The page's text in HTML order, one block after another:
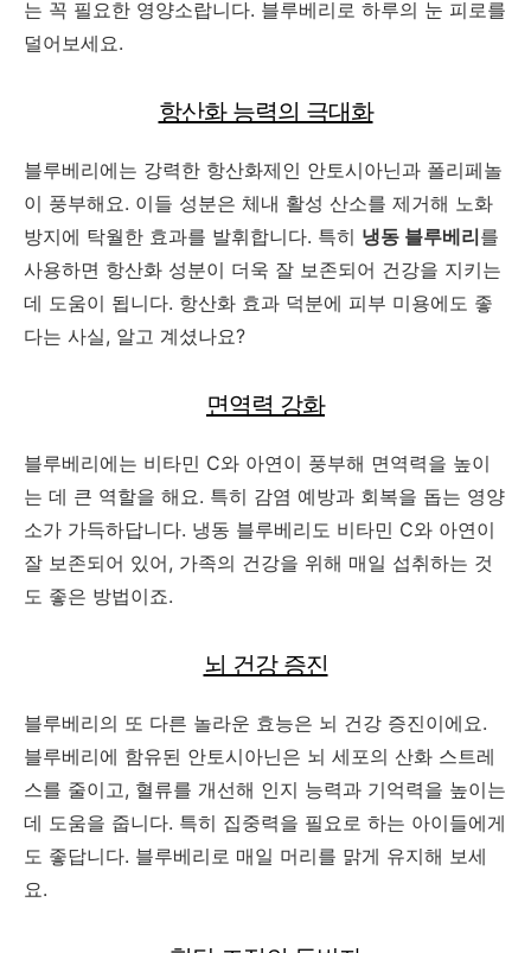
는 꼭 필요한 영양소랍니다. 블루베리로 하루의 눈 피로를
덜어보세요.
항산화 능력의 극대화
블루베리에는 강력한 항산화제인 안토시아닌과 폴리페놀
이 풍부해요. 이들 성분은 체내 활성 산소를 제거해 노화
방지에 탁월한 효과를 발휘합니다. 특히 냉동 블루베리를
사용하면 항산화 성분이 더욱 잘 보존되어 건강을 지키는
데 도움이 됩니다. 항산화 효과 덕분에 피부 미용에도 좋
다는 사실, 알고 계셨나요?
면역력 강화
블루베리에는 비타민 C와 아연이 풍부해 면역력을 높이
는 데 큰 역할을 해요. 특히 감염 예방과 회복을 돕는 영양
소가 가득하답니다. 냉동 블루베리도 비타민 C와 아연이
잘 보존되어 있어, 가족의 건강을 위해 매일 섭취하는 것
도 좋은 방법이죠.
뇌 건강 증진
블루베리의 또 다른 놀라운 효능은 뇌 건강 증진이에요.
블루베리에 함유된 안토시아닌은 뇌 세포의 산화 스트레
스를 줄이고, 혈류를 개선해 인지 능력과 기억력을 높이는
데 도움을 줍니다. 특히 집중력을 필요로 하는 아이들에게
도 좋답니다. 블루베리로 매일 머리를 맑게 유지해 보세
요.